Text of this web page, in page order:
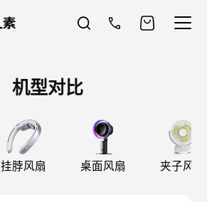
机型对比
挂脖风扇 桌面风扇 夹子风扇